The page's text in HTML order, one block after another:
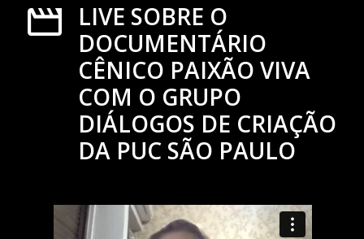
LIVE SOBRE O
DOCUMENTÁRIO
CÊNICO PAIXÃO VIVA
COM O GRUPO
DIÁLOGOS DE CRIAÇÃO
DA PUC SÃO PAULO